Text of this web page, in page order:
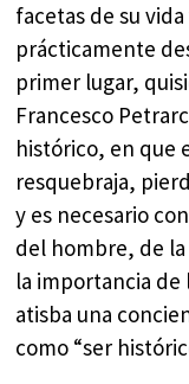
facetas de su
prácticamente
primer lugar,
Francesco
histórico, en que
resquebraja,
y es necesario
del hombre, de
la importancia
atisba una
como “ser